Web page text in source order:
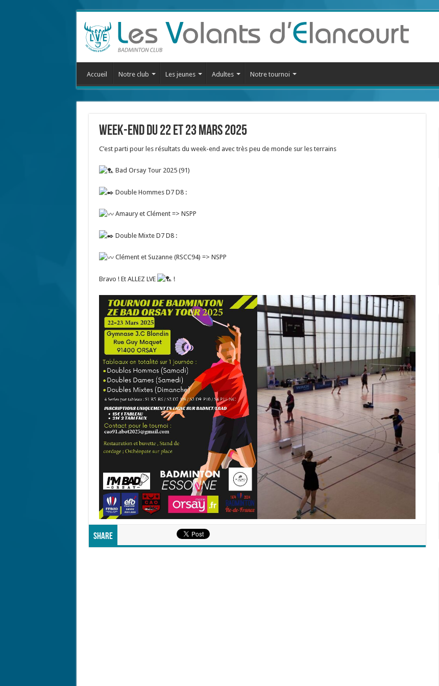
Accueil Notre club Les jeunes Adultes Notre tournoi
WEEK-END DU 22 ET 23 MARS 2025
C’est parti pour les résultats du week-end avec très peu de monde sur les terrains
Bad Orsay Tour 2025 (91)
Double Hommes D7 D8 :
Amaury et Clément => NSPP
Double Mixte D7 D8 :
Clément et Suzanne (RSCC94) => NSPP
Bravo ! Et ALLEZ LVE !
Share